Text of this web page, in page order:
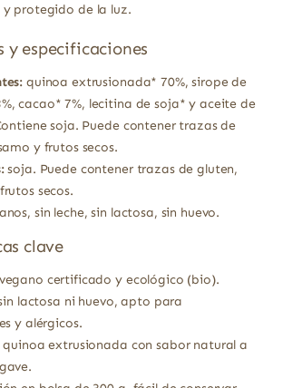
y protegido de la luz.
y especificaciones
quinoa extrusionada* 70%, sirope de
cacao* 7%, lecitina de soja* y aceite de
soja. Puede contener trazas de
y frutos secos.
soja. Puede contener trazas de gluten,
secos.
sin leche, sin lactosa, sin huevo.
clave
certificado y ecológico (bio).
lactosa ni huevo, apto para
y alérgicos.
quinoa extrusionada con sabor natural a